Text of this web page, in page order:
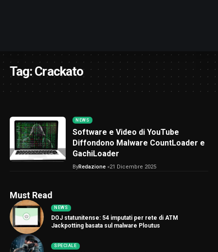
Tag:Crackato
NEWS
Software e Video di YouTube
Diffondono Malware CountLoader e
GachiLoader
ByRedazione 21 Dicembre 2025
Must Read
NEWS
DOJ statunitense: 54 imputati per rete di ATM
Jackpotting basata sul malware Ploutus
SPECIALE